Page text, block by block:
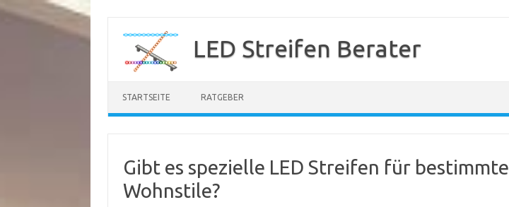
Inhalt
LED Streifen Berater
STARTSEITE RATGEBER
Gibt es spezielle LED Streifen für bestimmte
Wohnstile?